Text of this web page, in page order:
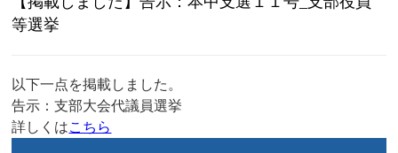
等選挙
以下一点を掲載しました。
告示：支部大会代議員選挙
詳しくはこちら